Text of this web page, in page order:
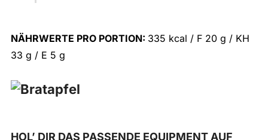
NÄHRWERTE PRO PORTION: 335 kcal / F 20 g / KH
33 g / E 5 g
HOL’ DIR DAS PASSENDE EQUIPMENT AUF